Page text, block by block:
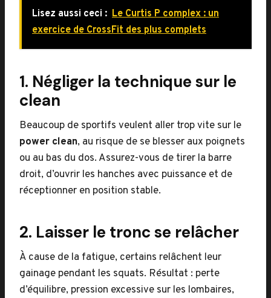
Lisez aussi ceci : Le Curtis P complex : un
exercice de CrossFit des plus complets
1. Négliger la technique sur le
clean
Beaucoup de sportifs veulent aller trop vite sur le
power clean, au risque de se blesser aux poignets
ou au bas du dos. Assurez-vous de tirer la barre
droit, d’ouvrir les hanches avec puissance et de
réceptionner en position stable.
2. Laisser le tronc se relâcher
À cause de la fatigue, certains relâchent leur
gainage pendant les squats. Résultat : perte
d’équilibre, pression excessive sur les lombaires,